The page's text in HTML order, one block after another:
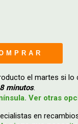
el martes si lo
8 minutos.
Ver otras
en